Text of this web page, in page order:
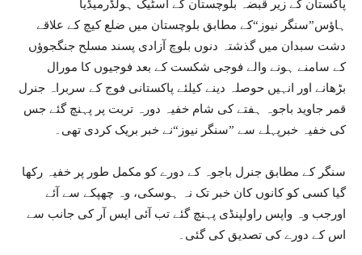
پاکستان کے زیر قبضہ بلوچستان کے اسٹیک ہولڈرمیڈیا
ہاؤس”سنگر نیوز“کے مطابق بلوچستان میں ضلع کیچ کے علاقے
دشت سبدان میں گذشتہ دنوں بلوچ آزادی پسند مسلح جنگجوؤں
کے سامنے ہونے والے فوجی شکست کے بعد فوجیوں کا مورال
بڑھانے اور انہیں حوصلہ دینے کیلئے پاکستانی فوج کے سربراہ جنرل
قمر جاوید باجوہ ہفتے کی شام خفیہ دورہ تربت پر پہنچ گئے جس
کی خفیہ خبرپہلے سے ”سنگر نیوز“نے خبر بریک کردی تھی۔
سنگر کے مطابق جنرل باجوہ کے دورے کو مکمل طور پر خفیہ رکھا
گیا کسی کو کانوں کان خبر تک نہ ہوسکی، وہ چھپکے سے آئے
اورجب وہ واپس راولپنڈی پہنچ گئے تب آئی ایس آر کی جانب سے
اس کے دورے کی تصدیق کی گئی۔